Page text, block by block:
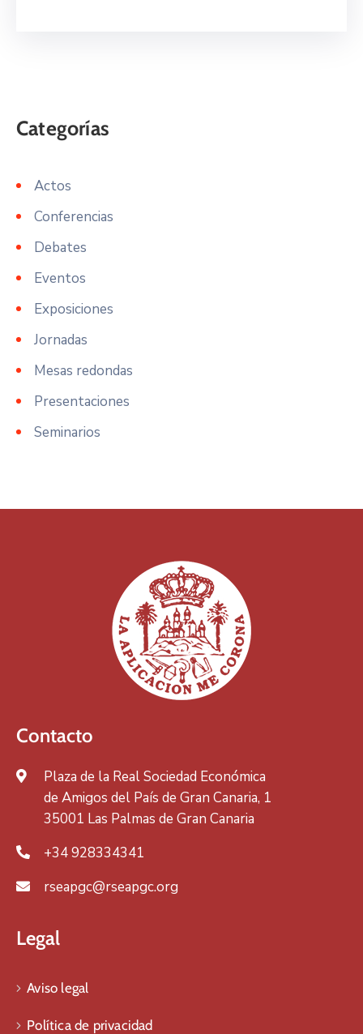
Actos
Conferencias
Debates
Eventos
Exposiciones
Jornadas
Mesas redondas
Presentaciones
Seminarios
Contacto
Plaza de la Real Sociedad Económica
de Amigos del País de Gran Canaria, 1
35001 Las Palmas de Gran Canaria
+34 928334341
rseapgc@rseapgc.org
Legal
Aviso legal
Política de privacidad